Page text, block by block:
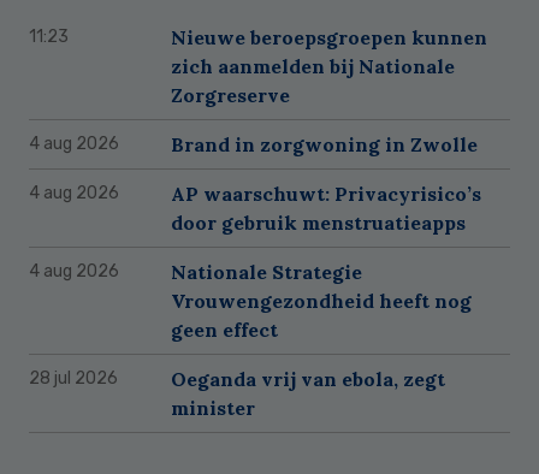
11:23
Nieuwe beroepsgroepen kunnen
zich aanmelden bij Nationale
Zorgreserve
4 aug 2026 Brand in zorgwoning in Zwolle
4 aug 2026
AP waarschuwt: Privacyrisico’s
door gebruik menstruatieapps
4 aug 2026
Nationale Strategie
Vrouwengezondheid heeft nog
geen effect
28 jul 2026
Oeganda vrij van ebola, zegt
minister